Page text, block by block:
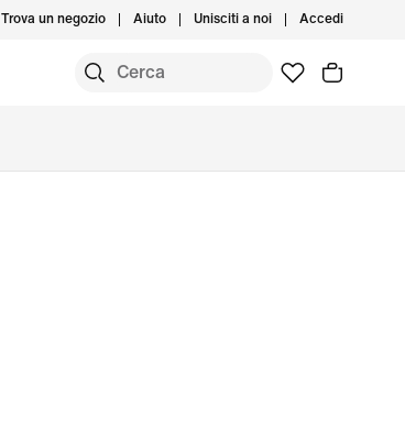
Trova un negozio Aiuto Unisciti a noi Accedi